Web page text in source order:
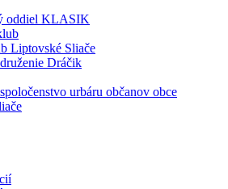
oddiel KLASIK
Liptovské Sliače
Dráčik
urbáru občanov obce